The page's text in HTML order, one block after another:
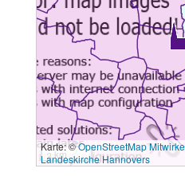
3 km
Karte: ©OpenStreetMap
Landeskirche Hannovers